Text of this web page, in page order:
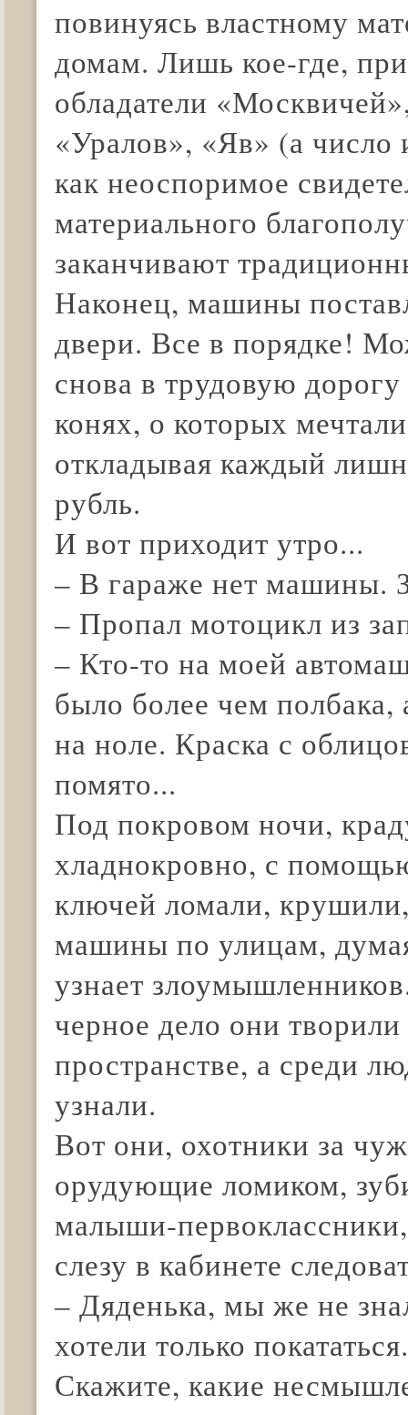
повинуясь властному
домам. Лишь кое-где,
обладатели
«Уралов», «Яв» (а число
как неоспоримое
материального
заканчивают
Наконец, машины
двери. Все в порядке!
снова в трудовую
конях, о которых
откладывая каждый
рубль.
И вот приходит утро...
– В гараже нет машины.
– Пропал мотоцикл из
– Кто-то на моей
было более чем полбака,
на ноле. Краска с
помято...
Под покровом ночи,
хладнокровно, с
ключей ломали,
машины по улицам,
узнает
черное дело они
пространстве, а среди
узнали.
Вот они, охотники за
орудующие ломиком,
малыши-
слезу в кабинете
– Дяденька, мы же не
хотели только
Скажите, какие